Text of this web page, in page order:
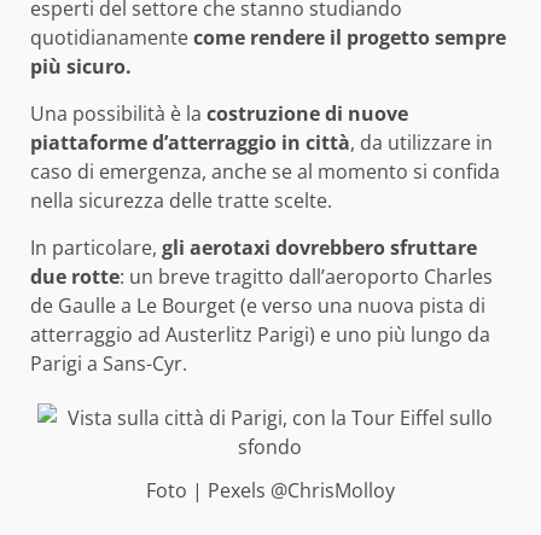
esperti del settore che stanno studiando
quotidianamentecome rendere il progetto sempre
più sicuro.
Una possibilità è la costruzione di nuove
piattaforme d’atterraggio in città, da utilizzare in
caso di emergenza, anche se al momento si confida
nella sicurezza delle tratte scelte.
In particolare, gli aerotaxi dovrebbero sfruttare
due rotte: un breve tragitto dall’aeroporto Charles
de Gaulle a Le Bourget (e verso una nuova pista di
atterraggio ad Austerlitz Parigi) e uno più lungo da
Parigi a Sans-Cyr.
Foto | Pexels @ChrisMolloy